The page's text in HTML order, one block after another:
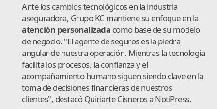
Ante los cambios tecnológicos en la industria
aseguradora, Grupo KC mantiene su enfoque en la
atención personalizada como base de su modelo
de negocio. "El agente de seguros es la piedra
angular de nuestra operación. Mientras la tecnología
facilita los procesos, la confianza y el
acompañamiento humano siguen siendo clave en la
toma de decisiones financieras de nuestros
clientes", destacó Quiriarte Cisneros a NotiPress.